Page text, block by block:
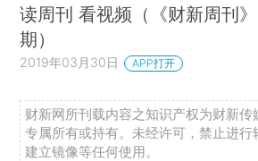
读周刊 看视频（《财新周刊
期）
2019年03月30日 APP打开
财新网所刊载内容之知识产权为财新传
专属所有或持有。未经许可，禁止进行
建立镜像等任何使用。